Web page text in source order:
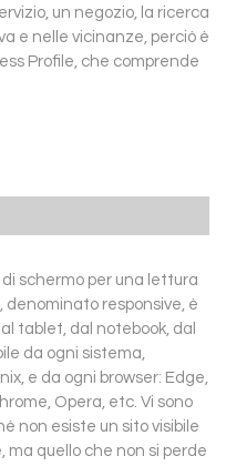
un negozio, la ricerca
e nelle vicinanze, perciò è
Profile, che comprende
di schermo per una lettura
denominato responsive, è
tablet, dal notebook, dal
da ogni sistema,
e da ogni browser: Edge,
Opera, etc. Vi sono
non esiste un sito visibile
ma quello che non si perde